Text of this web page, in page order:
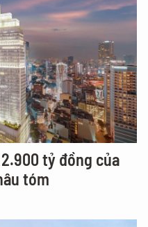
tỷ đồng của
tóm